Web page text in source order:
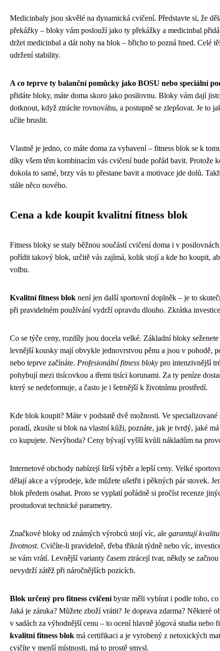
Medicinbaly jsou skvělé na dynamická cvičení. Představte si, že
překážky – bloky vám poslouží jako ty překážky a medicinbal
držet medicinbal a dát nohy na blok – břicho to pozná hned. Celé
udržení stability.
A co teprve ty balanční pomůcky jako BOSU nebo speciální
přidáte bloky, máte doma skoro jako posilovnu. Bloky vám dají
dotknout, když ztrácíte rovnováhu, a postupně se zlepšovat. Je to
učíte bruslit.
Vlastně je jedno, co máte doma za vybavení – fitness blok se k
díky všem těm kombinacím vás cvičení bude pořád bavit. Protože
dokola to samé, brzy vás to přestane bavit a motivace jde dolů.
stále něco nového.
Cena a kde koupit kvalitní fitness blok
Fitness bloky se staly běžnou součástí cvičení doma i v
pořídit takový blok, určitě vás zajímá, kolik stojí a kde ho koupit,
volbu.
Kvalitní fitness blok není jen další sportovní doplněk – je to
při pravidelném používání vydrží opravdu dlouho. Zkrátka
Co se týče ceny, rozdíly jsou docela velké. Základní bloky
levnější kousky mají obvykle jednovrstvou pěnu a jsou v pohodě,
nebo teprve začínáte. Profesionální fitness bloky pro intenzivnější
pohybují mezi tisícovkou a třemi tisíci korunami. Za ty peníze
který se nedeformuje, a často je i šetrnější k životnímu prostředí.
Kde blok koupit? Máte v podstatě dvě možnosti. Ve
poradí, zkusíte si blok na vlastní kůži, poznáte, jak je tvrdý, jaké
co kupujete. Nevýhoda? Ceny bývají vyšší kvůli nákladům na
Internetové obchody nabízejí širší výběr a lepší ceny. Velké
dělají akce a výprodeje, kde můžete ušetřit i pěkných pár stovek.
blok předem osahat. Proto se vyplatí pořádně si pročíst recenze
prostudovat technické parametry.
Značkové bloky od známých výrobců stojí víc, ale garantují
životnost. Cvičíte-li pravidelně, třeba třikrát týdně nebo víc,
se vám vrátí. Levnější varianty časem ztrácejí tvar, někdy se
nevydrží zátěž při náročnějších pozicích.
Blok určený pro fitness cvičeníbyste měli vybírat i podle toho,
Jaká je záruka? Můžete zboží vrátit? Je doprava zdarma? Některé
v sadách za výhodnější cenu – to ocení hlavně jógová studia nebo
kvalitní fitness blok má certifikaci a je vyrobený z netoxických
cvičíte v menší místnosti, má to prostě smysl.